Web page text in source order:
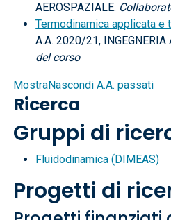
AEROSPAZIALE.
Termodinamica applicata
A.A. 2020/21, INGEGNERIA
del corso
MostraNascondi A.A. passati
Ricerca
Gruppi di
Fluidodinamica (DIMEAS)
Progetti di